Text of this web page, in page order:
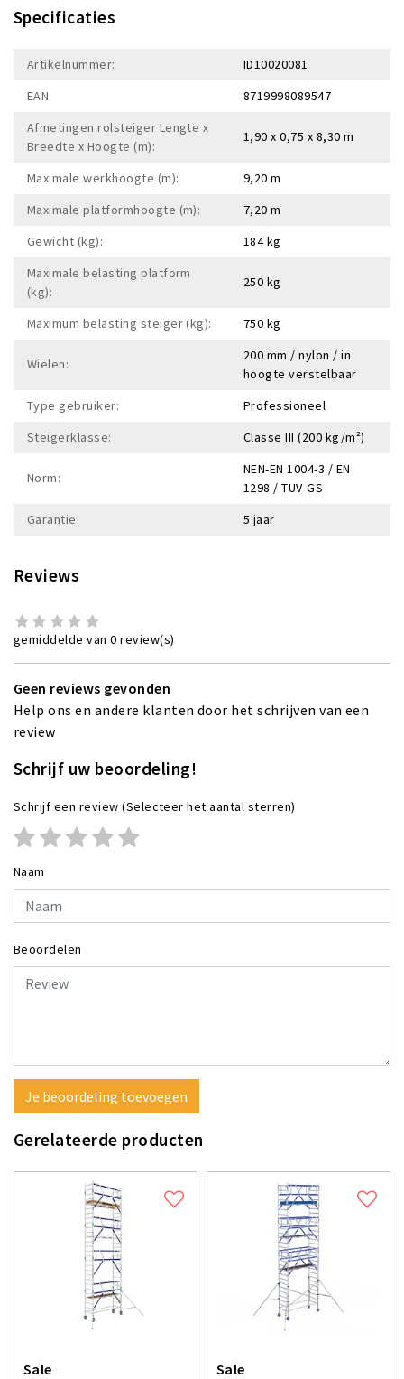
Specificaties
Artikelnummer:
ID10020081
EAN:
8719998089547
Afmetingen rolsteiger Lengte x
Breedte x Hoogte (m):
1,90 x 0,75 x 8,30 m
Maximale werkhoogte (m):
9,20 m
Maximale platformhoogte (m):
7,20 m
Gewicht (kg):
184 kg
Maximale belasting platform
(kg):
250 kg
Maximum belasting steiger (kg): 750 kg
Wielen:
200 mm / nylon / in
hoogte verstelbaar
Type gebruiker:
Professioneel
Steigerklasse:
Classe III (200 kg/m²)
Norm:
NEN-EN 1004-3 / EN
1298 / TUV-GS
Garantie:
5 jaar
Reviews
gemiddelde van 0 review(s)
Geen reviews gevonden
Help ons en andere klanten door het schrijven van een
review
Schrijf uw beoordeling!
Schrijf een review (Selecteer het aantal sterren)
Naam
Beoordelen
Je beoordeling toevoegen
Gerelateerde producten
Sale
Sale